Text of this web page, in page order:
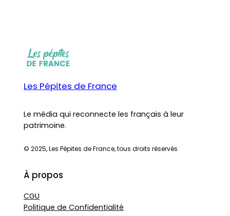
Les Pépites de France
Le média qui reconnecte les français à leur
patrimoine.
© 2025, Les Pépites de France, tous droits réservés
À propos
CGU
Politique de Confidentialité